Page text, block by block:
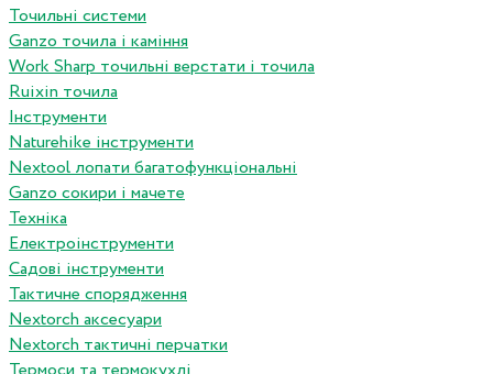
Точильні системи
Ganzo точила і каміння
Work Sharp точильні верстати і точила
Ruixin точила
Інструменти
Naturehike інструменти
Nextool лопати багатофункціональні
Ganzo сокири і мачете
Техніка
Електроінструменти
Садові інструменти
Тактичне спорядження
Nextorch аксесуари
Nextorch тактичні перчатки